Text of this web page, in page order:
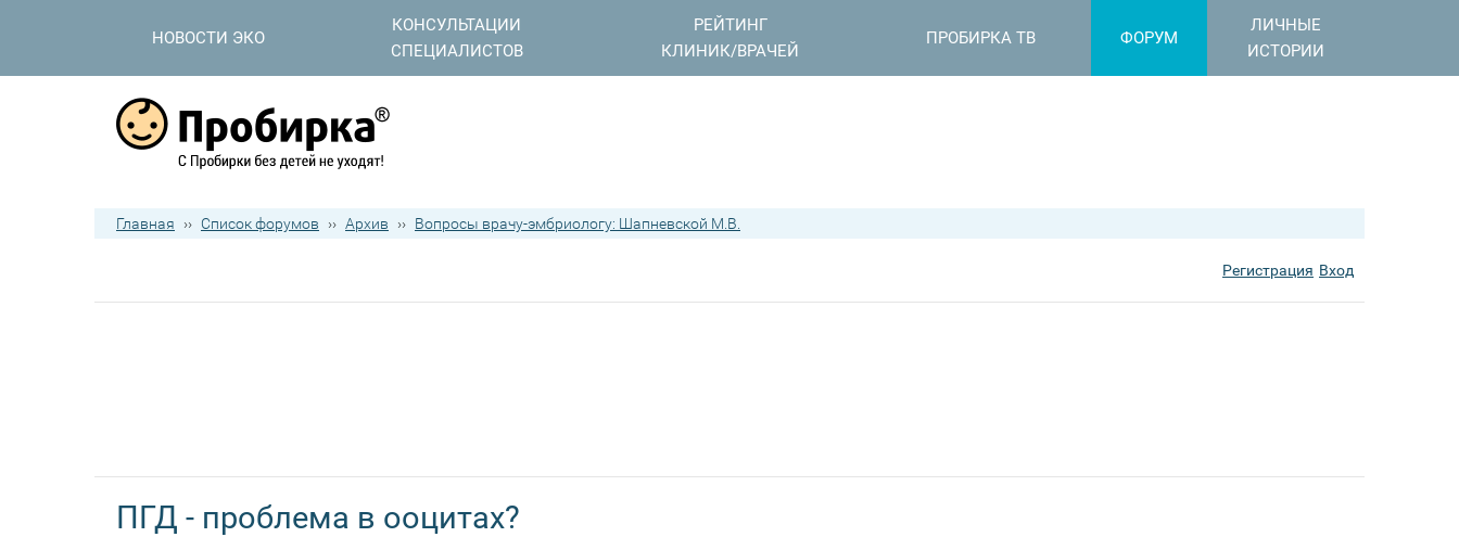
НОВОСТИ ЭКО
КОНСУЛЬТАЦИИ
СПЕЦИАЛИСТОВ
РЕЙТИНГ
КЛИНИК/ВРАЧЕЙ
ПРОБИРКА ТВ ФОРУМ
ЛИЧНЫЕ
ИСТОРИИ
Главная ›› Список форумов ›› Архив ›› Вопросы врачу-эмбриологу: Шапневской М.В.
Регистрация Вход
ПГД - проблема в ооцитах?